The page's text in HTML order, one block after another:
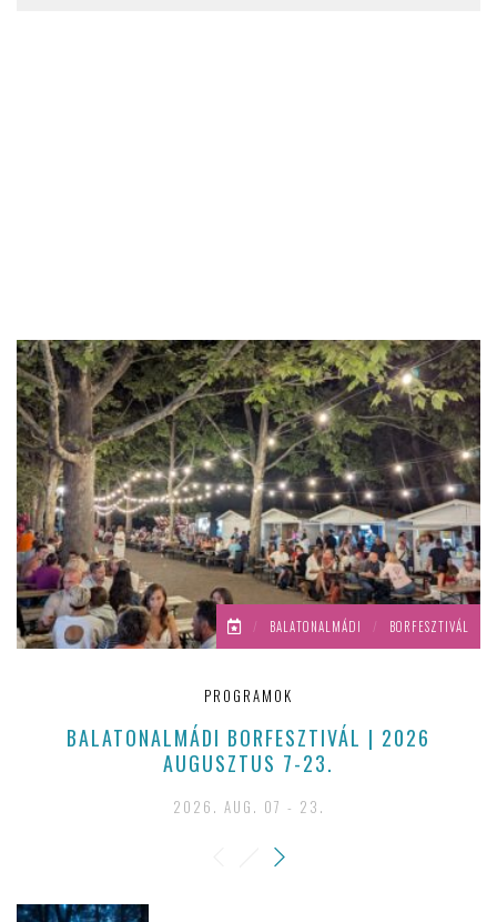
/ BALATONALMÁDI / BORFESZTIVÁL
PROGRAMOK
BALATONALMÁDI BORFESZTIVÁL | 2026
AUGUSZTUS 7-23.
2026. AUG. 07 - 23.